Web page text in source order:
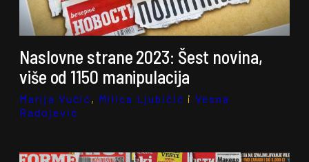
Naslovne strane 2023: Šest novina,
više od 1150 manipulacija
Marija Vučić, Milica Ljubičić i Vesna
Radojević